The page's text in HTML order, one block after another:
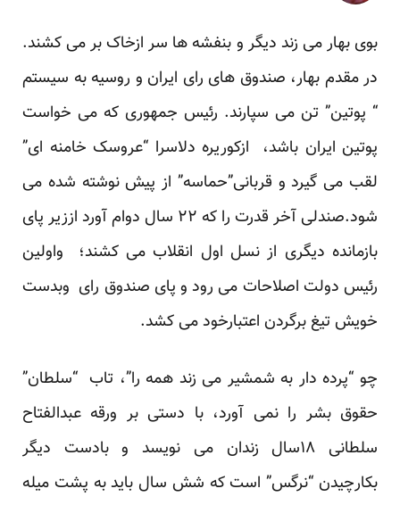
بوی بهار می زند دیگر و بنفشه ها سر ازخاک بر می کشند.
در مقدم بهار، صندوق های رای ایران و روسیه به سیستم
“ پوتین” تن می سپارند. رئیس جمهوری که می خواست
پوتین ایران باشد، ازکوریره دلاسرا “عروسک خامنه ای”
لقب می گیرد و قربانی”حماسه” از پیش نوشته شده می
شود.صندلی آخر قدرت را که ۲۲ سال دوام آورد اززیر پای
بازمانده دیگری از نسل اول انقلاب می کشند؛ واولین
رئیس دولت اصلاحات می رود و پای صندوق رای وبدست
خویش تیغ برگردن اعتبارخود می کشد.
چو “پرده دار به شمشیر می زند همه را”، تاب “سلطان”
حقوق بشر را نمی آورد، با دستی بر ورقه عبدالفتاح
سلطانی ۱۸سال زندان می نویسد و بادست دیگر
بکارچیدن “نرگس” است که شش سال باید به پشت میله